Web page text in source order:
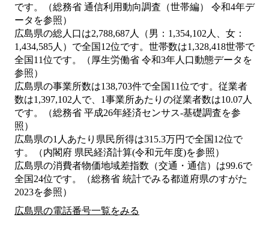
です。（総務省 通信利用動向調査（世帯編） 令和4年デ
ータを参照）
広島県の総人口は2,788,687人（男：1,354,102人、女：
1,434,585人）で全国12位です。世帯数は1,328,418世帯で
全国11位です。（厚生労働省 令和3年人口動態データを
参照）
広島県の事業所数は138,703件で全国11位です。従業者
数は1,397,102人で、1事業所あたりの従業者数は10.07人
です。（総務省 平成26年経済センサス‐基礎調査を参
照）
広島県の1人あたり県民所得は315.3万円で全国12位で
す。（内閣府 県民経済計算(令和元年度)を参照）
広島県の消費者物価地域差指数（交通・通信）は99.6で
全国24位です。（総務省 統計でみる都道府県のすがた
2023を参照）
広島県の電話番号一覧をみる